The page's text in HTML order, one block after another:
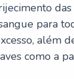
das
para
além
como a